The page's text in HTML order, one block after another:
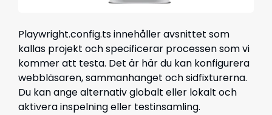
Playwright.config.ts innehåller avsnittet som
kallas projekt och specificerar processen som vi
kommer att testa. Det är här du kan konfigurera
webbläsaren, sammanhanget och sidfixturerna.
Du kan ange alternativ globalt eller lokalt och
aktivera inspelning eller testinsamling.